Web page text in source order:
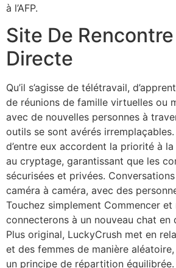
à l’AFP.
Site De
Directe
Qu’il s’agisse de télétravail,
de réunions de famille virtuelles ou
avec de nouvelles personnes à
outils se sont avérés
d’entre eux accordent la priorité à
au cryptage, garantissant que les
sécurisées et privées.
caméra à caméra, avec des
Touchez simplement Commencer et
connecterons à un nouveau chat en
Plus original, LuckyCrush met en
et des femmes de manière
un principe de répartition